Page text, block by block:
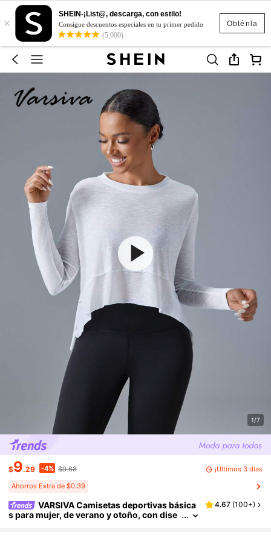
Obténla
×
SHEIN-¡List@, descarga, con estilo!
Consigue descuentos especiales en tu primer pedido
(5,000)
1/7
$9.29 -4% $9.68 ¡Últimos 3 días
Ahorros Extra de $0.39
VARSIVA Camisetas deportivas básica
s para mujer, de verano y otoño, con dise
4.67 (100+)